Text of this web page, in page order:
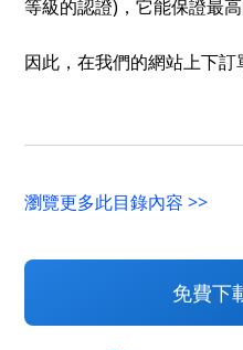
等級的認證)，它能保證最高
因此，在我們的網站上下訂
瀏覽更多此目錄內容 >>
免費下